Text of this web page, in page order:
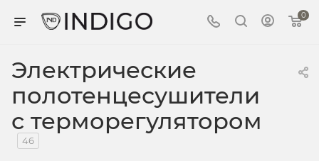
0
Электрические
полотенцесушители
с терморегулятором
46